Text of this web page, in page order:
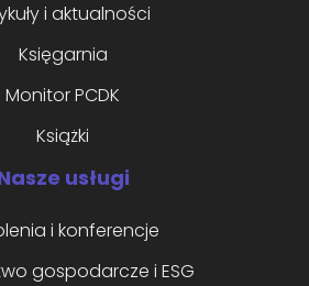
i aktualności
Księgarnia
Monitor PCDK
Książki
usługi
i konferencje
gospodarcze i ESG